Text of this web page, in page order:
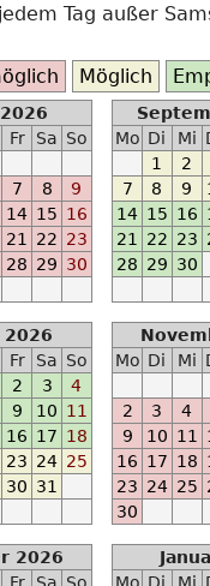
Tag außer
Möglich
Fr Sa So
7 8
9
14 15 16
21 22 23
28 29 30
Mo Di Mi
1
2
7
8 9
14 15 16
21
22 23
28 29 30
Fr Sa So
2 3
4
9 10 11
16 17 18
23 24 25
30 31
Mo Di Mi
2
3 4
9
10 11
16 17 18
23 24 25
30
2026
Fr Sa So
Mo Di Mi